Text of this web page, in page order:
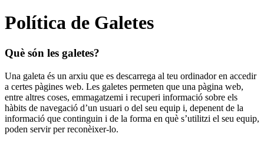
Política de Galetes
Què són les galetes?
Una galeta és un arxiu que es descarrega al teu ordinador en accedir
a certes pàgines web. Les galetes permeten que una pàgina web,
entre altres coses, emmagatzemi i recuperi informació sobre els
hàbits de navegació d’un usuari o del seu equip i, depenent de la
informació que continguin i de la forma en què s’utilitzi el seu equip,
poden servir per reconèixer-lo.